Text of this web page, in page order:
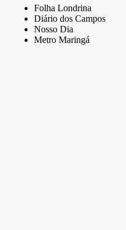
Folha Londrina
Diário dos Campos
Nosso Dia
Metro Maringá